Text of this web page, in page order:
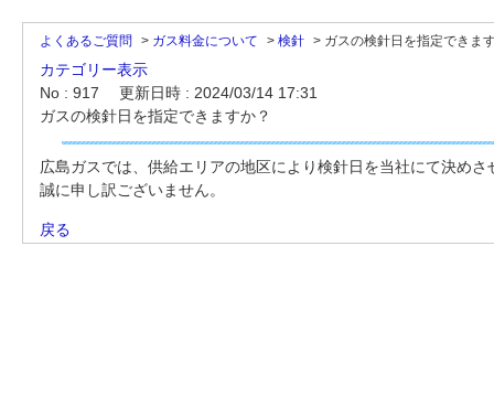
よくあるご質問 > ガス料金について > 検針 > ガスの検針日を指定できま
カテゴリー表示
No : 917
更新日時 : 2024/03/14 17:31
ガスの検針日を指定できますか？
広島ガスでは、供給エリアの地区により検針日を当社にて決め
誠に申し訳ございません。
戻る